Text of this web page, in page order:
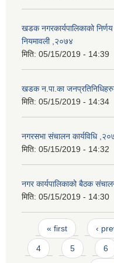
खडक नगरकार्यपालिकाको
नियमावली ,२०७४
मिति: 05/15/2019 - 14:39
खडक न.पा.का
मिति: 05/15/2019 - 14:34
नगरसभा संचालन कार्यविधि
मिति: 05/15/2019 - 14:32
नगर कार्यपालिकाको बैठक
मिति: 05/15/2019 - 14:30
Pages
« first ‹
4 5 6